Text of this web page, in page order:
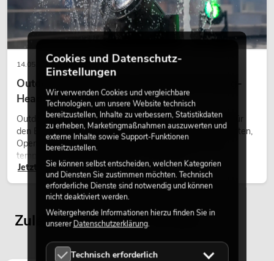
14.05.2026
Outdoor Moving-Heads: Wetterfeste Moving-
Heads bei Events
Outdoor Moving-Heads sind bewegliche Scheinwerfer für
den Einsatz im Freien. Sie werden bei Festivals, Stadtfesten,
Open-Air-Konzerten, Architekturinszenierungen und
temporären Außeninstallationen eingesetzt.
Jetzt lesen
Zuletzt angesehene Artikel
Cookies und Datenschutz-
Einstellungen
Wir verwenden Cookies und vergleichbare
Technologien, um unsere Website technisch
bereitzustellen, Inhalte zu verbessern, Statistikdaten
zu erheben, Marketingmaßnahmen auszuwerten und
externe Inhalte sowie Support-Funktionen
bereitzustellen.
Sie können selbst entscheiden, welchen Kategorien
und Diensten Sie zustimmen möchten. Technisch
erforderliche Dienste sind notwendig und können
nicht deaktiviert werden.
Weitergehende Informationen hierzu finden Sie in
unsererDatenschutzerklärung.
Technisch erforderlich